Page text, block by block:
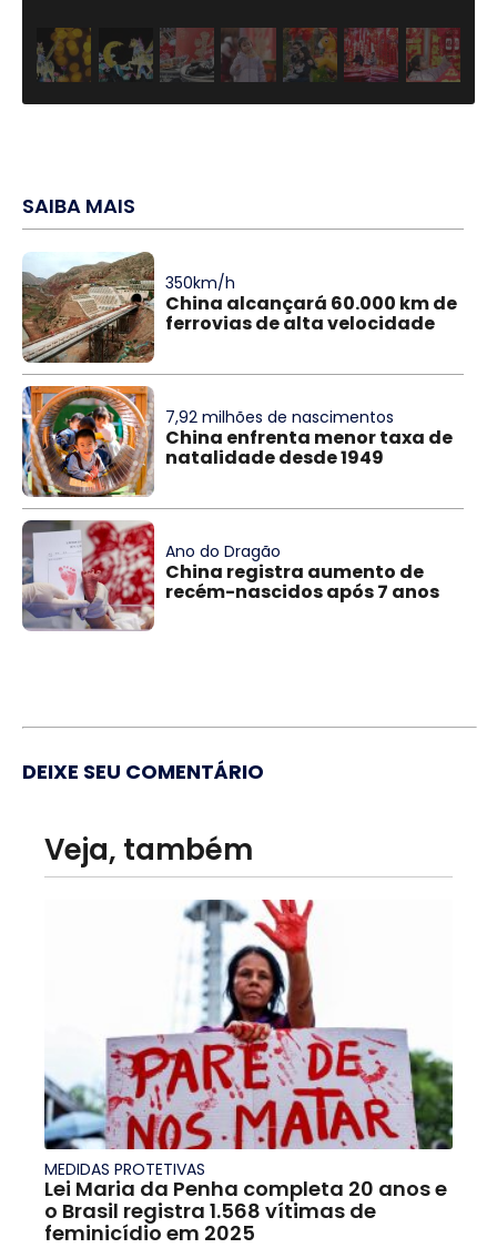
SAIBA MAIS
350km/h
China alcançará 60.000 km de
ferrovias de alta velocidade
7,92 milhões de nascimentos
China enfrenta menor taxa de
natalidade desde 1949
Ano do Dragão
China registra aumento de
recém-nascidos após 7 anos
DEIXE SEU COMENTÁRIO
Veja, também
MEDIDAS PROTETIVAS
Lei Maria da Penha completa 20 anos e
o Brasil registra 1.568 vítimas de
feminicídio em 2025